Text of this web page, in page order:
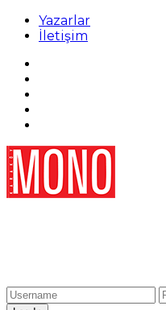
Yazarlar
İletişim